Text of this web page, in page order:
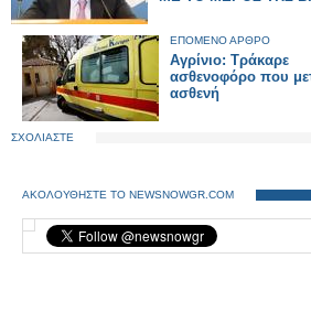
ΕΠΟΜΕΝΟ ΑΡΘΡΟ
Αγρίνιο: Τράκαρε
ασθενοφόρο που
ασθενή
ΣΧΟΛΙΑΣΤΕ
ΑΚΟΛΟΥΘΗΣΤΕ ΤΟ NEWSNOWGR.COM